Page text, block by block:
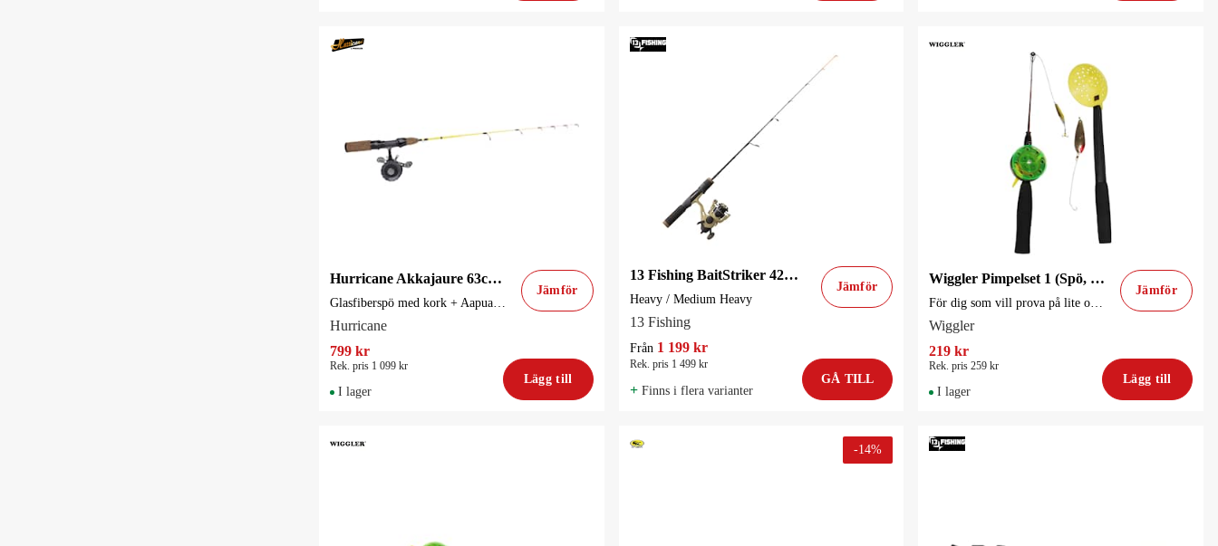
Hurricane Akkajaure 63cm Pimpelcombo
Glasfiberspö med kork + Aapua medium-rulle
Hurricane
Jämför
799 kr
Rek. pris 1 099 kr
I lager
Lägg till
13 Fishing BaitStriker 42" / 107cm Dead Stick Ismetecombo
Heavy / Medium Heavy
13 Fishing
Jämför
Från 1 199 kr
Rek. pris 1 499 kr
+ Finns i flera varianter
GÅ TILL
Wiggler Pimpelset 1 (Spö, lina, isskopa, pirk, blänke)
För dig som vill prova på lite olika fiskarter
Wiggler
Jämför
219 kr
Rek. pris 259 kr
I lager
Lägg till
-14%